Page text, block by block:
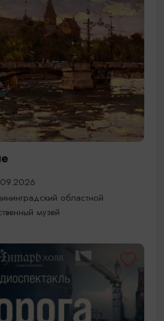
областной
музей